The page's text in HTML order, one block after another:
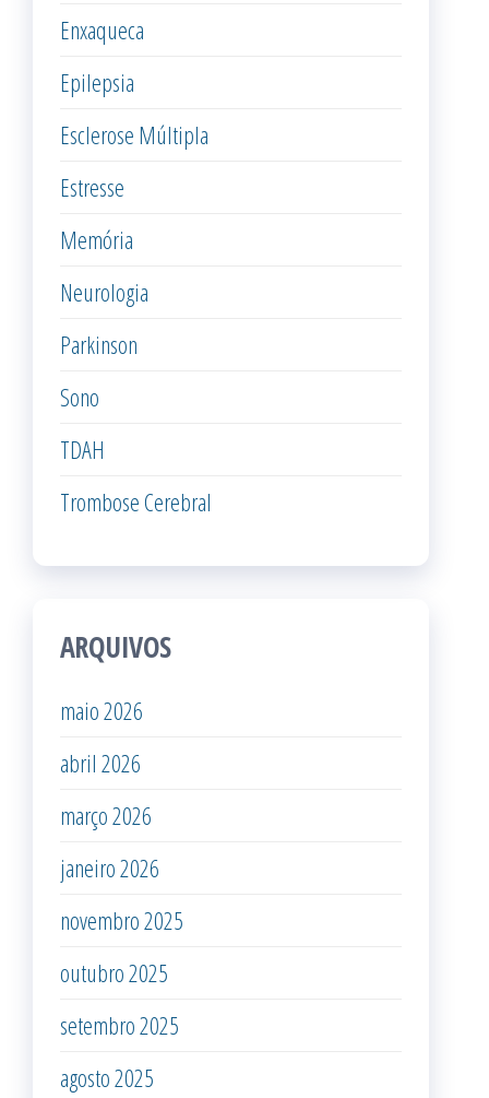
Enxaqueca
Epilepsia
Esclerose Múltipla
Estresse
Memória
Neurologia
Parkinson
Sono
TDAH
Trombose Cerebral
ARQUIVOS
maio 2026
abril 2026
março 2026
janeiro 2026
novembro 2025
outubro 2025
setembro 2025
agosto 2025